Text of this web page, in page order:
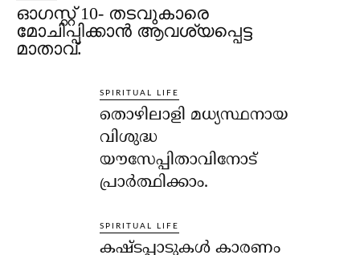
ഓഗസ്റ്റ് 10- തടവുകാരെ
മോചിപ്പിക്കാന്‍ ആവശ്യപ്പെട്ട
മാതാവ്.
SPIRITUAL LIFE
തൊഴിലാളി മധ്യസ്ഥനായ
വിശുദ്ധ
യൗസേപ്പിതാവിനോട്
പ്രാര്‍ത്ഥിക്കാം.
SPIRITUAL LIFE
കഷ്ടപ്പാടുകള്‍ കാരണം